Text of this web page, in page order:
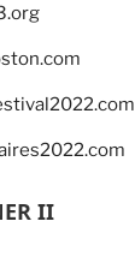
II